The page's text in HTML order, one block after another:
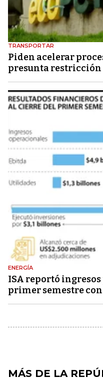
TRANSPORTAR
Piden acelerar
presunta restricción
ENERGÍA
ISA reportó ingresos
primer semestre
MÁS DE LA